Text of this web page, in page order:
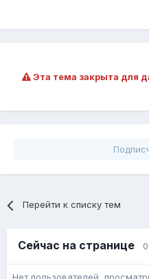
Эта тема закрыта для
Перейти к списку тем
Сейчас на странице